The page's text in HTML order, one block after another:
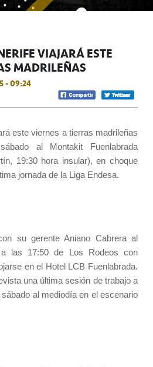
VIAJARÁ ESTE
MADRILEÑAS
- 09:24
este viernes a tierras madrileñas
al Montakit Fuenlabrada
19:30 hora insular), en choque
jornada de la Liga Endesa.
su gerente Aniano Cabrera al
a las 17:50 de Los Rodeos con
en el Hotel LCB Fuenlabrada.
una última sesión de trabajo a
al mediodía en el escenario